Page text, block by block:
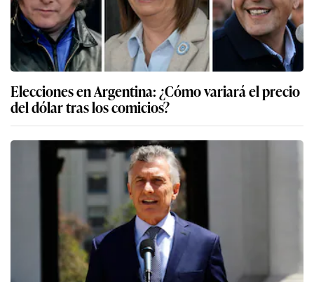
Elecciones en Argentina: ¿Cómo variará el precio
del dólar tras los comicios?